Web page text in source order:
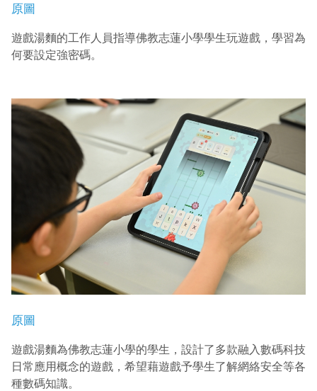
原圖
遊戲湯麵的工作人員指導佛教志蓮小學學生玩遊戲，學習為
何要設定強密碼。
原圖
遊戲湯麵為佛教志蓮小學的學生，設計了多款融入數碼科技
日常應用概念的遊戲，希望藉遊戲予學生了解網絡安全等各
種數碼知識。